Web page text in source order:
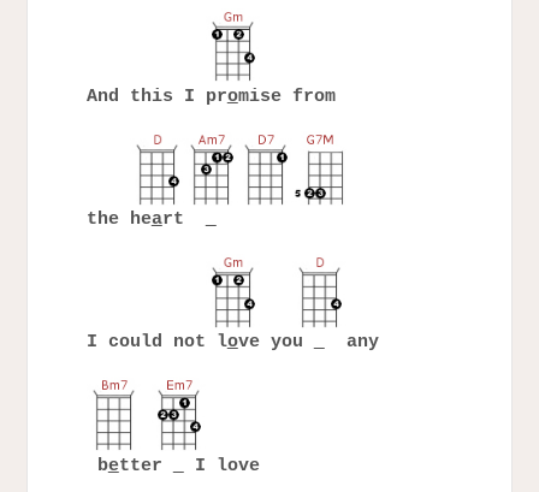
And this I promise from
the heart
I could not love you any
better I love